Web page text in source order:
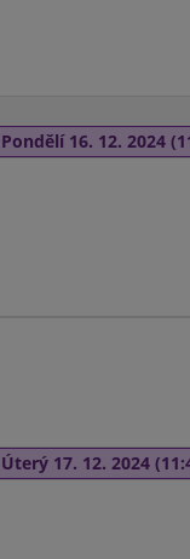
Pondělí 16. 12. 2024
Úterý 17. 12. 2024